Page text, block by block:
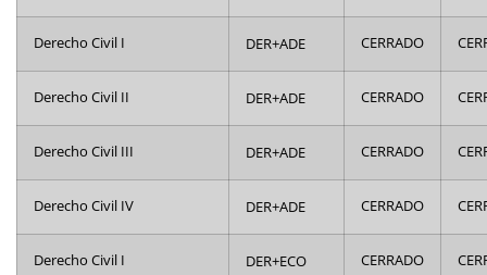
Derecho Civil I DER+ADE CERRADO
Derecho Civil II DER+ADE CERRADO
Derecho Civil III DER+ADE CERRADO
Derecho Civil IV DER+ADE CERRADO
Derecho Civil I DER+ECO CERRADO